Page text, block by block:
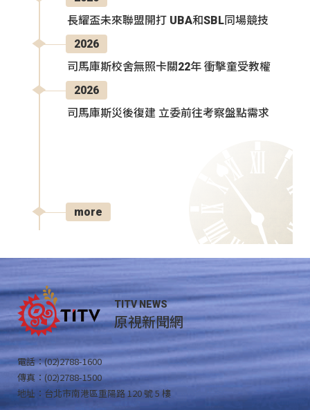
長耀盃未來聯盟開打 UBA和SBL同場競技
2026
司馬庫斯校舍無照卡關22年 衝擊童受教權
2026
司馬庫斯災後復建 立委前往考察盤點需求
more
TITV NEWS
原視新聞網
電話：(02)2788-1600
傳真：(02)2788-1500
地址：台北市南港區重陽路 120 號 5 樓